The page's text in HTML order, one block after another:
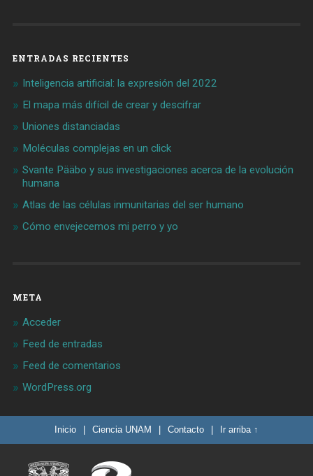
ENTRADAS RECIENTES
Inteligencia artificial: la expresión del 2022
El mapa más difícil de crear y descifrar
Uniones distanciadas
Moléculas complejas en un click
Svante Pääbo y sus investigaciones acerca de la evolución
humana
Atlas de las células inmunitarias del ser humano
Cómo envejecemos mi perro y yo
META
Acceder
Feed de entradas
Feed de comentarios
WordPress.org
Inicio Ciencia UNAM Contacto Ir arriba ↑